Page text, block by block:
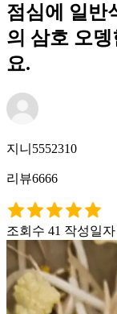
점심에 일반
의 삼호 오뎅
요.
지니5552310
리뷰6666
조회수 41 작성일자